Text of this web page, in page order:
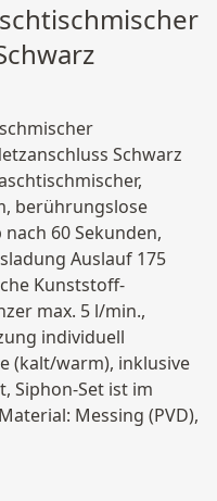
Schwarz
berührungslose
60 Sekunden,
Auslauf 175
Kunststoff-
max. 5 l/min.,
individuell
(kalt/warm), inklusive
Siphon-Set ist im
Messing (PVD),